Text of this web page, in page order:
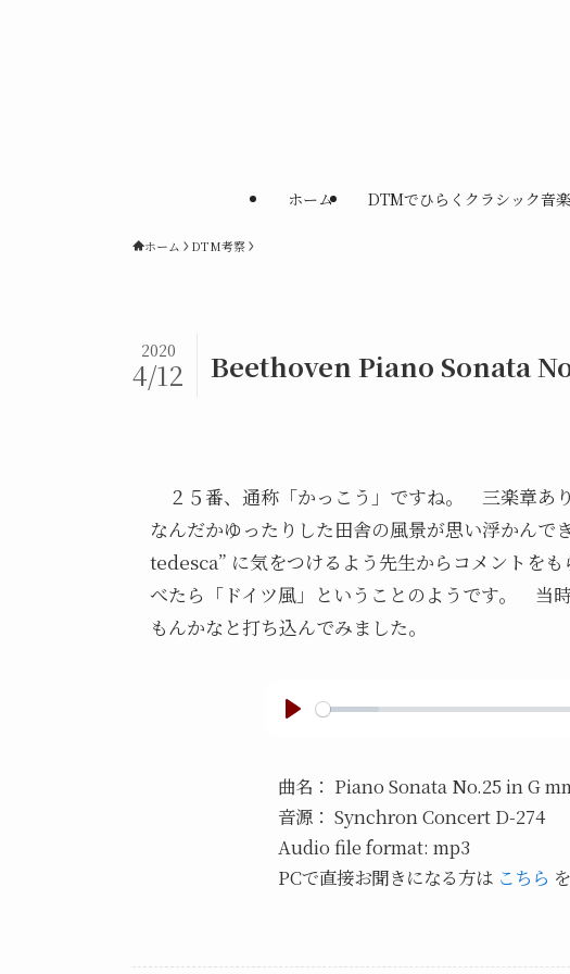
ホーム DTMでひらくクラシック音
ホーム DTM考察
Beethoven Piano Sonata
2020
4/12
２５番、通称「かっこう」ですね。 三楽章あ
なんだかゆったりした田舎の風景が思い浮かん
tedesca” に気をつけるよう先生からコメントを
べたら「ドイツ風」ということのようです。 当
もんかなと打ち込んでみました。
a
y
曲名： Piano Sonata No.25 in G
音源： Synchron Concert D-274
Audio file format: mp3
PCで直接お聞きになる方は こちら